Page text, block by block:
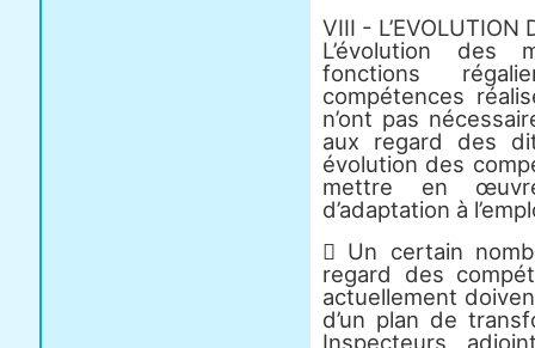
VIII - L’EVOLUTION
L’évolution des
fonctions
compétences
n’ont pas
aux regard des
évolution des
mettre en
d’adaptation à
 Un certain
regard des
actuellement
d’un plan de
Inspecteurs